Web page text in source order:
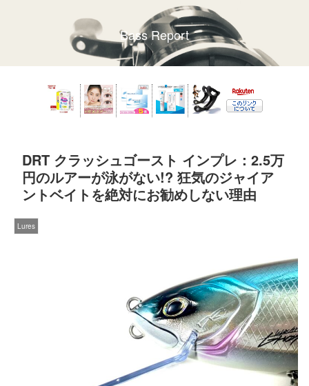
Bass Report
DRT クラッシュゴースト インプレ：2.5万
円のルアーが泳がない!? 狂気のジャイア
ントベイトを絶対にお勧めしない理由
Lures